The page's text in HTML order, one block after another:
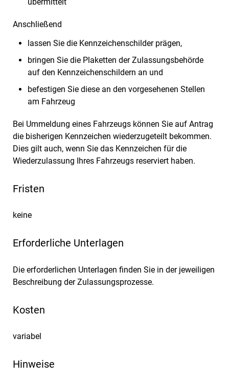
Anschließend
lassen Sie die Kennzeichenschilder prägen,
bringen Sie die Plaketten der Zulassungsbehörde
auf den Kennzeichenschildern an und
befestigen Sie diese an den vorgesehenen Stellen
am Fahrzeug
Bei Ummeldung eines Fahrzeugs können Sie auf Antrag
die bisherigen Kennzeichen wiederzugeteilt bekommen.
Dies gilt auch, wenn Sie das Kennzeichen für die
Wiederzulassung Ihres Fahrzeugs reserviert haben.
Fristen
keine
Erforderliche Unterlagen
Die erforderlichen Unterlagen finden Sie in der jeweiligen
Beschreibung der Zulassungsprozesse.
Kosten
variabel
Hinweise